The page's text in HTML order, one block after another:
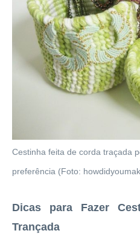
Cestinha feita de corda traçada
preferência (Foto:
Dicas para Fazer
Trançada